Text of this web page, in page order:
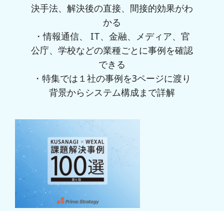
決手法、解決後の直接、間接的効果がわ
かる
・情報通信、 IT、金融、メディア、官
公庁、学校などの業種ごとに事例を確認
できる
・特集では１社の事例を3ページに渡り
背景からシステム構成まで詳解